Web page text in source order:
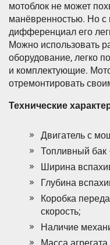
мотоблок не может
манёвренностью. Но с
дифференциал его
Можно использовать
оборудование, легко
и комплектующие.
отремонтировать
Технические
Двигатель с
Топливный бак
Ширина
Глубина
Коробка
скорость;
Наличие